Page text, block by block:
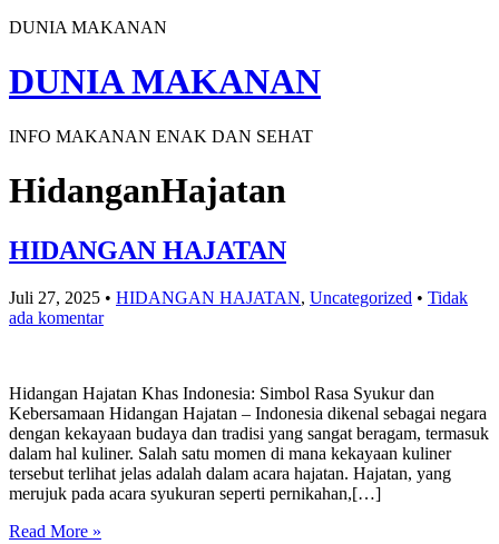
DUNIA MAKANAN
DUNIA MAKANAN
INFO MAKANAN ENAK DAN SEHAT
HidanganHajatan
HIDANGAN HAJATAN
Juli 27, 2025 • HIDANGAN HAJATAN, Uncategorized • Tidak
ada komentar
Hidangan Hajatan Khas Indonesia: Simbol Rasa Syukur dan
Kebersamaan Hidangan Hajatan – Indonesia dikenal sebagai negara
dengan kekayaan budaya dan tradisi yang sangat beragam, termasuk
dalam hal kuliner. Salah satu momen di mana kekayaan kuliner
tersebut terlihat jelas adalah dalam acara hajatan. Hajatan, yang
merujuk pada acara syukuran seperti pernikahan,[…]
Read More »